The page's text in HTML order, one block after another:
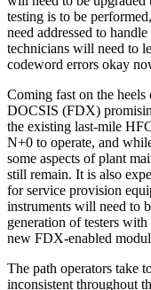
testing is to be
need addressed to
technicians will need to
codeword errors okay
Coming fast on the
DOCSIS (FDX)
the existing last-mile
N+0 to operate, and
some aspects of plant
still remain. It is also
for service provision
instruments will need to
generation of testers
new FDX-enabled
The path operators take
inconsistent throughout